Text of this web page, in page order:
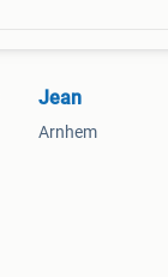
Jean
Arnhem